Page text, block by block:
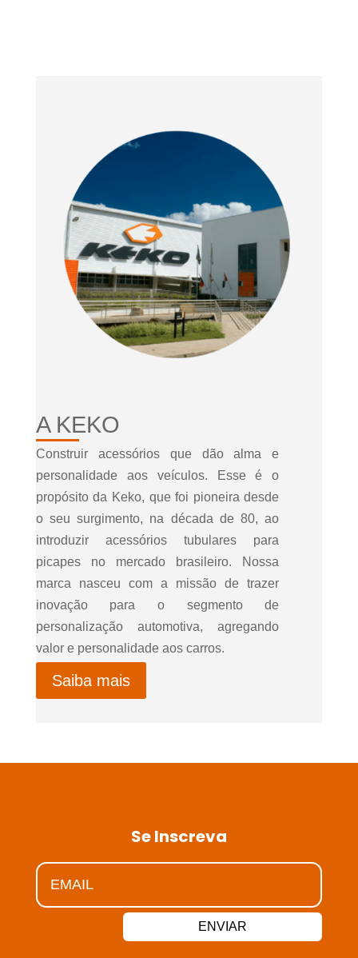
A KEKO
Construir acessórios que dão alma e
personalidade aos veículos. Esse é o
propósito da Keko, que foi pioneira desde
o seu surgimento, na década de 80, ao
introduzir acessórios tubulares para
picapes no mercado brasileiro. Nossa
marca nasceu com a missão de trazer
inovação para o segmento de
personalização automotiva, agregando
valor e personalidade aos carros.
Saiba mais
Se Inscreva
ENVIAR